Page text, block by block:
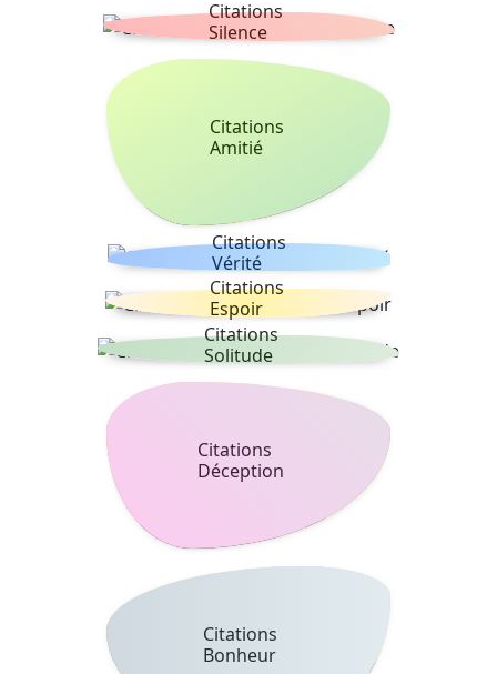
Citations
Silence
Citations
Amitié
Citations
Vérité
Citations
Espoir
Citations
Solitude
Citations
Déception
Citations
Bonheur